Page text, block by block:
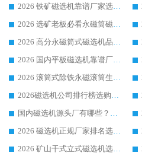
2026 铁矿磁选机靠谱厂家选购指南，领域强者华体会手机网页版-华体会(中国) 铁矿磁选机性价比高
2026 选矿老板必看永磁筒磁选机推荐 行业头部品牌口碑设备选购全攻略
2026 高分永磁筒式磁选机品牌推荐 选矿设备强者对比测评采购避坑全攻略
2026 国内平板磁选机靠谱厂家排名 行业实测口碑设备按需选购全指南
2026 滚筒式除铁永磁滚筒生产厂家推荐排名|行业口碑选购指南，领域强者源头厂商精选
2026磁选机公司排行榜选购指南|正规源头厂家推荐，领域强者高性价比靠谱信赖品牌
国内磁选机源头厂有哪些？2026 综合实力排名与采购避坑技巧
2026 磁选机正规厂家排名选购指南|行业口碑信赖品牌推荐性价比高靠谱磁电企业
2026 矿山干式立式磁选机选型攻略 梳理深耕磁电装备多年靠谱生产厂商